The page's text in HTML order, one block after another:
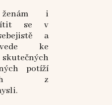
ženám i
se v
a
ke
potíží
z